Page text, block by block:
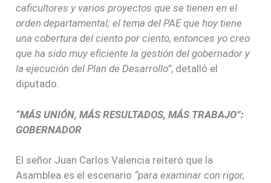
caficultores y varios proyectos que se tienen en el
orden departamental; el tema del PAE que hoy tiene
una cobertura del ciento por ciento, entonces yo creo
que ha sido muy eficiente la gestión del gobernador y
la ejecución del Plan de Desarrollo”, detalló el
diputado.
“MÁS UNIÓN, MÁS RESULTADOS, MÁS TRABAJO”:
GOBERNADOR
El señor Juan Carlos Valencia reiteró que la
Asamblea es el escenario “para examinar con rigor,